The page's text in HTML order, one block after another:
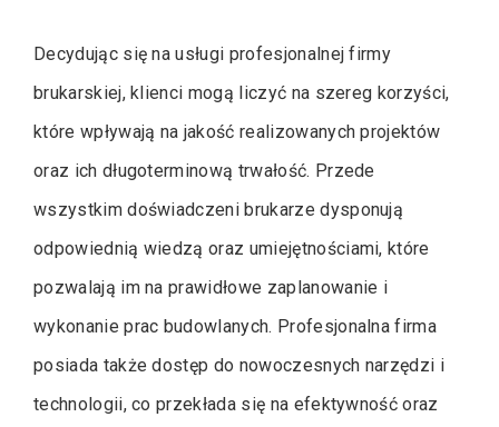
Decydując się na usługi profesjonalnej firmy
brukarskiej, klienci mogą liczyć na szereg korzyści,
które wpływają na jakość realizowanych projektów
oraz ich długoterminową trwałość. Przede
wszystkim doświadczeni brukarze dysponują
odpowiednią wiedzą oraz umiejętnościami, które
pozwalają im na prawidłowe zaplanowanie i
wykonanie prac budowlanych. Profesjonalna firma
posiada także dostęp do nowoczesnych narzędzi i
technologii, co przekłada się na efektywność oraz